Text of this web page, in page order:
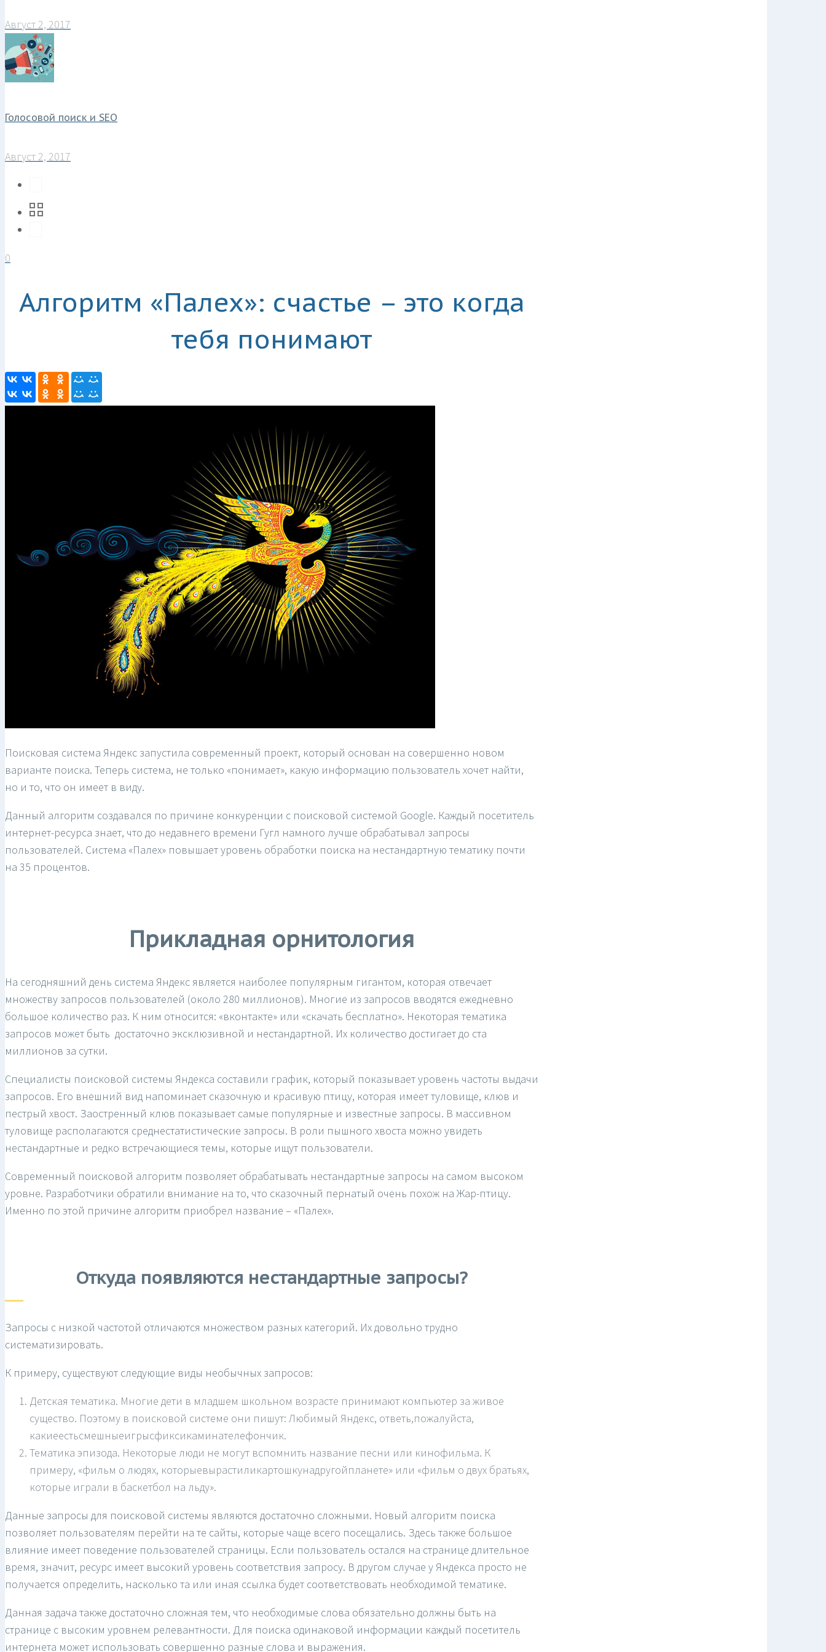
Август 2, 2017
Голосовой поиск и SEO
Август 2, 2017
0
Алгоритм «Палех»: счастье – это когда
тебя понимают
Поисковая система Яндекс запустила современный проект, который основан на совершенно новом
варианте поиска. Теперь система, не только «понимает», какую информацию пользователь хочет найти,
но и то, что он имеет в виду.
Данный алгоритм создавался по причине конкуренции с поисковой системой Google. Каждый посетитель
интернет-ресурса знает, что до недавнего времени Гугл намного лучше обрабатывал запросы
пользователей. Система «Палех» повышает уровень обработки поиска на нестандартную тематику почти
на 35 процентов.
Прикладная орнитология
На сегодняшний день система Яндекс является наиболее популярным гигантом, которая отвечает
множеству запросов пользователей (около 280 миллионов). Многие из запросов вводятся ежедневно
большое количество раз. К ним относится: «вконтакте» или «скачать бесплатно». Некоторая тематика
запросов может быть достаточно эксклюзивной и нестандартной. Их количество достигает до ста
миллионов за сутки.
Специалисты поисковой системы Яндекса составили график, который показывает уровень частоты выдачи
запросов. Его внешний вид напоминает сказочную и красивую птицу, которая имеет туловище, клюв и
пестрый хвост. Заостренный клюв показывает самые популярные и известные запросы. В массивном
туловище располагаются среднестатистические запросы. В роли пышного хвоста можно увидеть
нестандартные и редко встречающиеся темы, которые ищут пользователи.
Современный поисковой алгоритм позволяет обрабатывать нестандартные запросы на самом высоком
уровне. Разработчики обратили внимание на то, что сказочный пернатый очень похож на Жар-птицу.
Именно по этой причине алгоритм приобрел название – «Палех».
Откуда появляются нестандартные запросы?
Запросы с низкой частотой отличаются множеством разных категорий. Их довольно трудно
систематизировать.
К примеру, существуют следующие виды необычных запросов:
Детская тематика. Многие дети в младшем школьном возрасте принимают компьютер за живое
существо. Поэтому в поисковой системе они пишут: Любимый Яндекс, ответь,пожалуйста,
какиеестьсмешныеигрысфиксикаминателефончик.
Тематика эпизода. Некоторые люди не могут вспомнить название песни или кинофильма. К
примеру, «фильм о людях, которыевырастиликартошкунадругойпланете» или «фильм о двух братьях,
которые играли в баскетбол на льду».
Данные запросы для поисковой системы являются достаточно сложными. Новый алгоритм поиска
позволяет пользователям перейти на те сайты, которые чаще всего посещались. Здесь также большое
влияние имеет поведение пользователей страницы. Если пользователь остался на странице длительное
время, значит, ресурс имеет высокий уровень соответствия запросу. В другом случае у Яндекса просто не
получается определить, насколько та или иная ссылка будет соответствовать необходимой тематике.
Данная задача также достаточно сложная тем, что необходимые слова обязательно должны быть на
странице с высоким уровнем релевантности. Для поиска одинаковой информации каждый посетитель
интернета может использовать совершенно разные слова и выражения.